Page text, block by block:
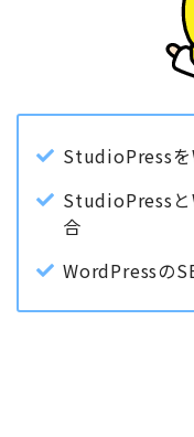
StudioPressを
StudioPressと
合
WordPressの